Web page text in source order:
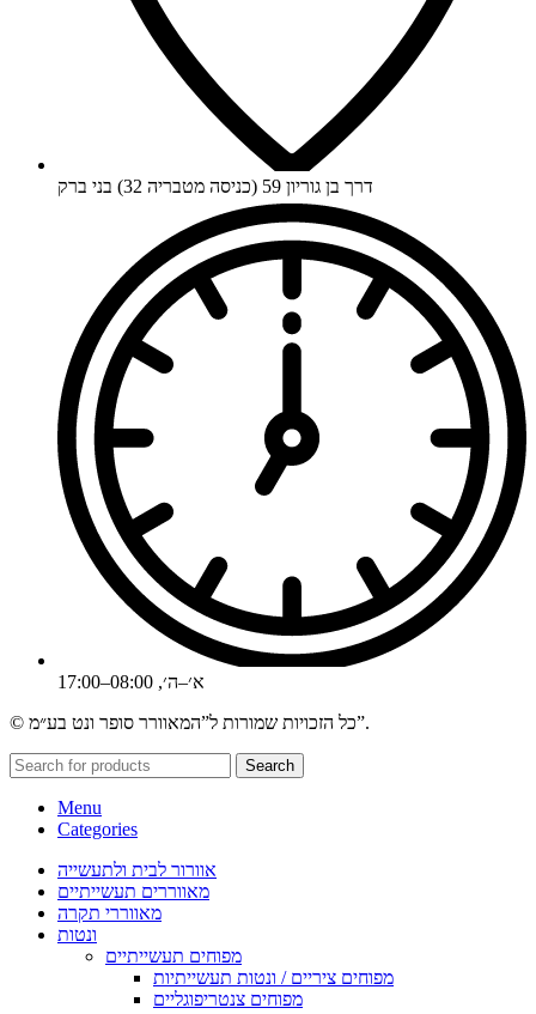
דרך בן גוריון 59 (כניסה מטבריה 32) בני ברק
א׳–ה׳, 08:00–17:00
© כל הזכויות שמורות ל”המאוורר סופר ונט בע״מ”.
Search
Menu
Categories
אוורור לבית ולתעשייה
מאווררים תעשייתיים
מאווררי תקרה
ונטות
מפוחים תעשייתיים
מפוחים ציריים / ונטות תעשייתיות
מפוחים צנטריפוגליים